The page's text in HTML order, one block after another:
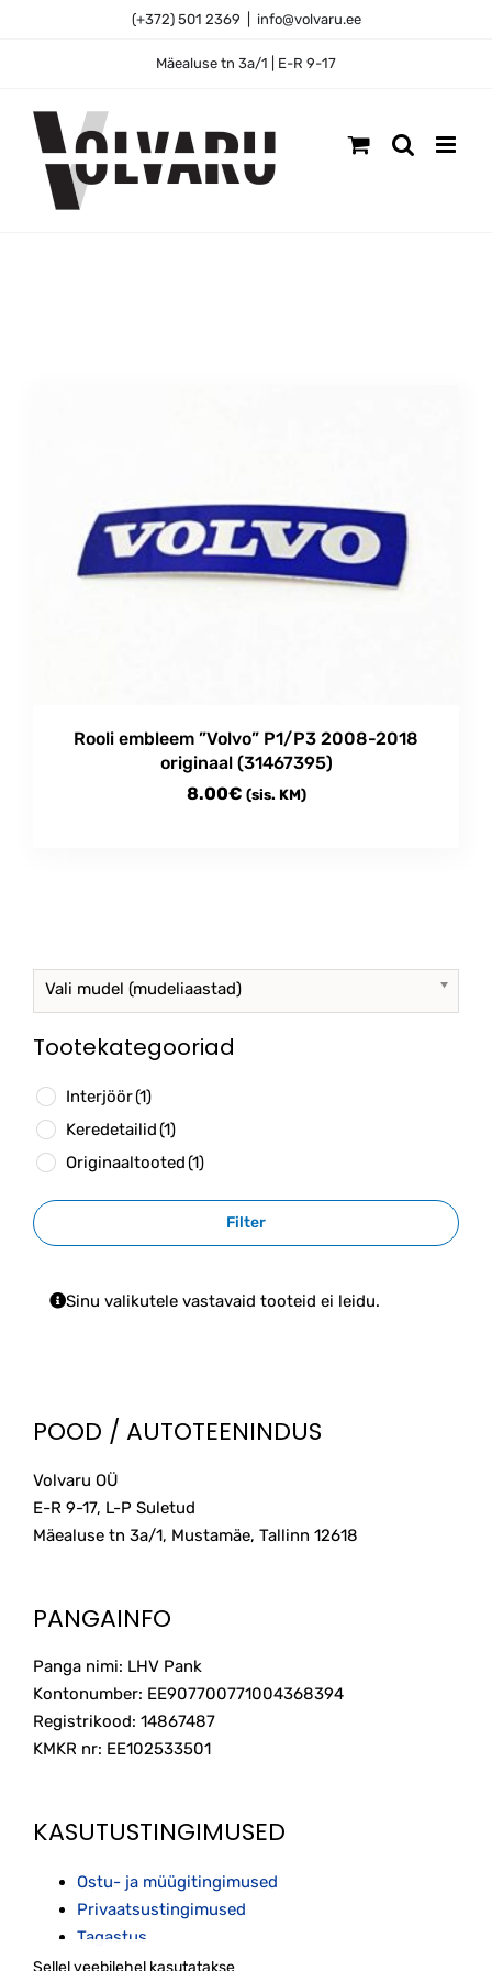
(+372) 501 2369 info@volvaru.ee
Mäealuse tn 3a/1 | E-R 9-17
Rooli embleem ”Volvo” P1/P3 2008-2018
originaal (31467395)
8.00€ (sis. KM)
Vali mudel (mudeliaastad)
Tootekategooriad
Interjöör(1)
Keredetailid(1)
Originaaltooted(1)
Filter
Sinu valikutele vastavaid tooteid ei leidu.
POOD / AUTOTEENINDUS
Volvaru OÜ
E-R 9-17, L-P Suletud
Mäealuse tn 3a/1, Mustamäe, Tallinn 12618
PANGAINFO
Panga nimi: LHV Pank
Kontonumber: EE907700771004368394
Registrikood: 14867487
KMKR nr: EE102533501
KASUTUSTINGIMUSED
Ostu- ja müügitingimused
Privaatsustingimused
Tagastus
Sellel veebilehel kasutatakse